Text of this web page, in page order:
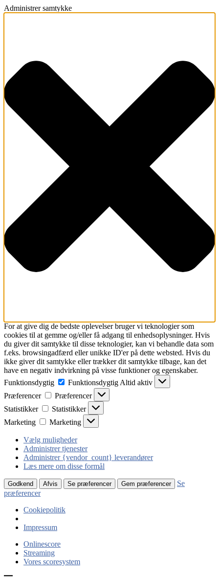
Administrer samtykke
For at give dig de bedste oplevelser bruger vi teknologier som
cookies til at gemme og/eller få adgang til enhedsoplysninger. Hvis
du giver dit samtykke til disse teknologier, kan vi behandle data som
f.eks. browsingadfærd eller unikke ID'er på dette websted. Hvis du
ikke giver dit samtykke eller trækker dit samtykke tilbage, kan det
have en negativ indvirkning på visse funktioner og egenskaber.
Funktionsdygtig
Funktionsdygtig Altid aktiv
Præferencer
Præferencer
Statistikker
Statistikker
Marketing
Marketing
Vælg muligheder
Administrer tjenester
Administrer {vendor_count} leverandører
Læs mere om disse formål
Godkend Afvis Se præferencer Gem præferencer
Se
præferencer
Cookiepolitik
Impressum
Onlinescore
Streaming
Vores scoresystem